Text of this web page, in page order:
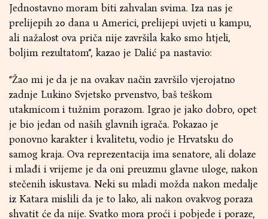
Jednostavno moram biti zahvalan svima. Iza nas je
prelijepih 20 dana u Americi, prelijepi uvjeti u kampu,
ali nažalost ova priča nije završila kako smo htjeli,
boljim rezultatom”, kazao je Dalić pa nastavio:
“Žao mi je da je na ovakav način završilo vjerojatno
zadnje Lukino Svjetsko prvenstvo, baš teškom
utakmicom i tužnim porazom. Igrao je jako dobro, opet
je bio jedan od naših glavnih igrača. Pokazao je
ponovno karakter i kvalitetu, vodio je Hrvatsku do
samog kraja. Ova reprezentacija ima senatore, ali dolaze
i mlađi i vrijeme je da oni preuzmu glavne uloge, nakon
stečenih iskustava. Neki su mladi možda nakon medalje
iz Katara mislili da je to lako, ali nakon ovakvog poraza
shvatit će da nije. Svatko mora proći i pobjede i poraze,